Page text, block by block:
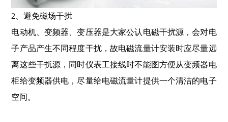
2、避免磁场干扰
电动机、变频器、变压器是大家公认电磁干扰源，会对电
子产品产生不同程度干扰，故电磁流量计安装时应尽量远
离这些干扰源，同时仪表工接线时不能图方便从变频器电
柜给变频器供电，尽量给电磁流量计提供一个清洁的电子
空间。